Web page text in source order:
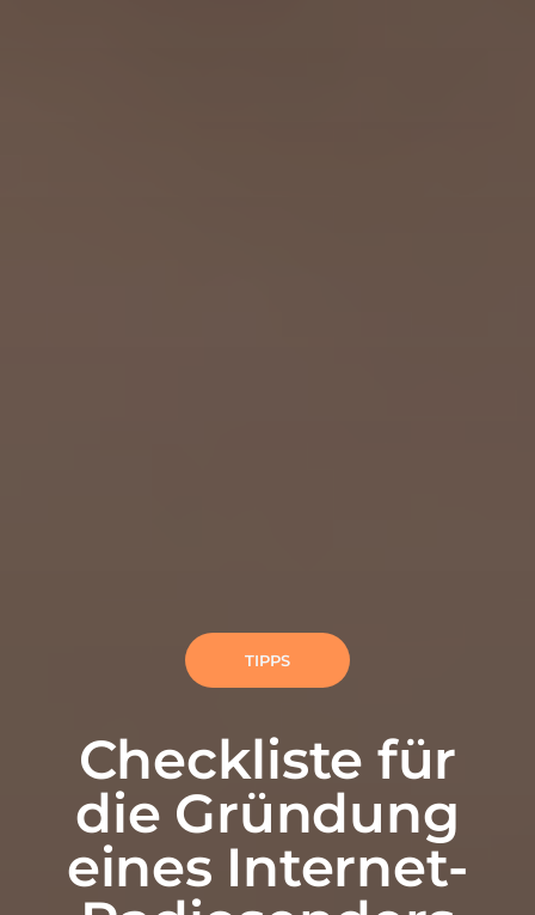
TIPPS
Checkliste für
die Gründung
eines Internet-